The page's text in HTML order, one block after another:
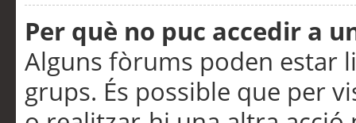
Per què no puc accedir a
Alguns fòrums poden estar
grups. És possible que per